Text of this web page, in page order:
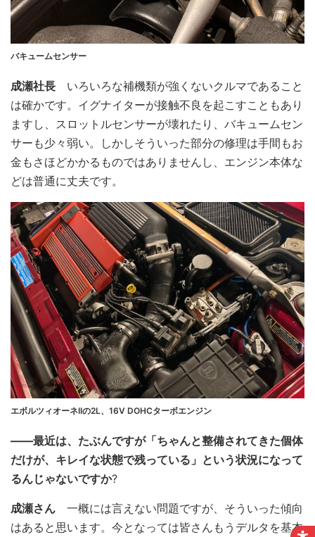
バキュームセンサー
成瀬社長 いろいろな補機類が強くないクルマであること
は確かです。イグナイターが接触不良を起こすこともあり
ますし、スロットルセンサーが壊れたり、バキュームセン
サーも少々弱い。しかしそういった部分の修理は手間もお
金もさほどかかるものではありませんし、エンジン本体な
どは普通に丈夫です。
エボルツィオーネIIの2L、16V DOHCターボエンジン
――最近は、たぶんですが「ちゃんと整備されてきた個体
だけが、キレイな状態で残っている」という状況になって
るんじゃないですか?
成瀬さん 一概には言えない問題ですが、そういった傾向
はあると思います。今となっては皆さんもうデルタを基本